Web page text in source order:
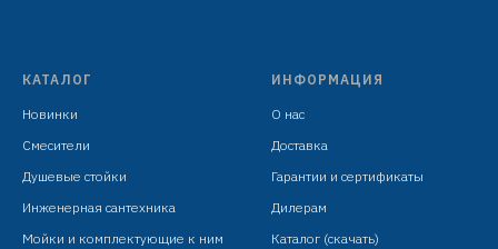
КАТАЛОГ
Новинки
Смесители
Душевые стойки
Инженерная сантехника
Мойки и комплектующие к ним
ИНФОРМАЦИЯ
О нас
Доставка
Гарантии и сертификаты
Дилерам
Каталог (скачать)